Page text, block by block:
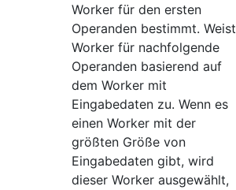
Worker für den ersten
Operanden bestimmt. Weist
Worker für nachfolgende
Operanden basierend auf
dem Worker mit
Eingabedaten zu. Wenn es
einen Worker mit der
größten Größe von
Eingabedaten gibt, wird
dieser Worker ausgewählt,